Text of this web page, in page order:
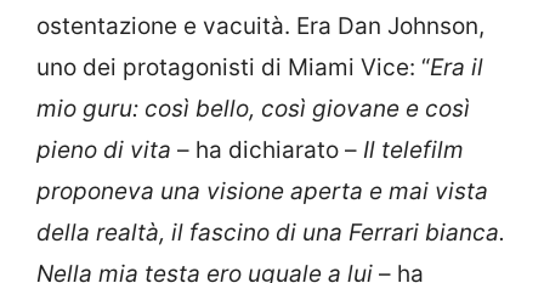
ostentazione e vacuità. Era Dan Johnson,
uno dei protagonisti di Miami Vice: “Era il
mio guru: così bello, così giovane e così
pieno di vita – ha dichiarato – Il telefilm
proponeva una visione aperta e mai vista
della realtà, il fascino di una Ferrari bianca.
Nella mia testa ero uguale a lui – ha